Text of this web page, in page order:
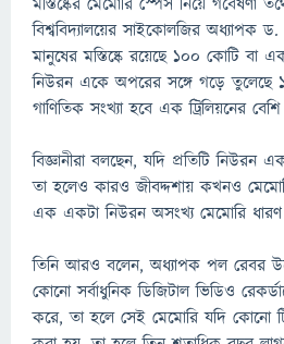
বিশ্ববিদ্যালয়ের সাইকোলজির অধ্যাপক
মানুষের মস্তিষ্কে রয়েছে ১০০ কোটি বা
নিউরন একে অপরের সঙ্গে গড়ে তুলেছে
গাণিতিক সংখ্যা হবে এক ট্রিলিয়নের
বিজ্ঞানীরা বলছেন, যদি প্রতিটি নিউরন
তা হলেও কারও জীবদ্দশায় কখনও
এক একটা নিউরন অসংখ্য মেমোরি
তিনি আরও বলেন, অধ্যাপক পল রেবর
কোনো সর্বাধুনিক ডিজিটাল ভিডিও
করে, তা হলে সেই মেমোরি যদি কোনো